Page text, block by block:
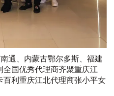
通、内蒙古鄂尔多斯、福建
国优秀代理商齐聚重庆江
利重庆江北代理商张小平女